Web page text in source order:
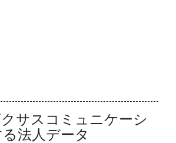
サスコミュニケーシ
法人データ